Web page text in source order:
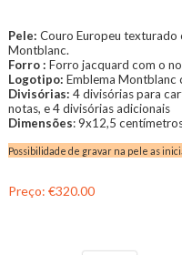
Pele: Couro Europeu
Montblanc.
Forro : Forro jacquard com o
Logotipo: Emblema Montblanc
Divisórias: 4 divisórias para
notas, e 4 divisórias adicionais
Dimensões: 9x12,5
Possibilidade de gravar na pele as
Preço: €320.00